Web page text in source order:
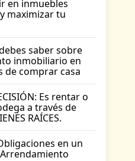
en inmuebles
maximizar tu
saber sobre
inmobiliario en
de comprar casa
Es rentar o
a través de
RAÍCES.
en un